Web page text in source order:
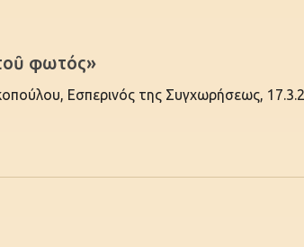
φωτός»
Εσπερινός της Συγχωρήσεως,